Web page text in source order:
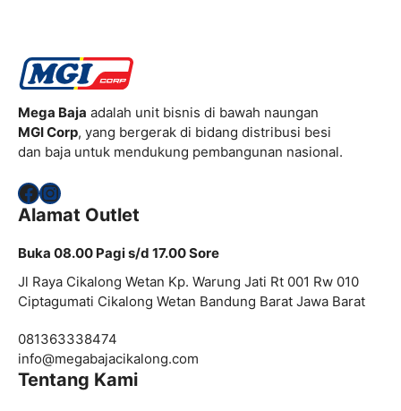
Mega Baja adalah unit bisnis di bawah naungan
MGI Corp, yang bergerak di bidang distribusi besi
dan baja untuk mendukung pembangunan nasional.
Facebook
Instagram
Alamat Outlet
Buka 08.00 Pagi s/d 17.00 Sore
Jl Raya Cikalong Wetan Kp. Warung Jati Rt 001 Rw 010
Ciptagumati Cikalong Wetan Bandung Barat Jawa Barat
081363338474
info@megabajacikalong.com
Tentang Kami